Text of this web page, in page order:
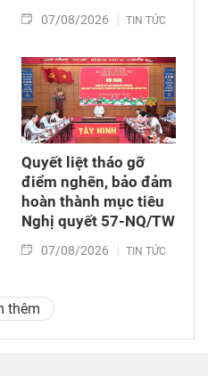
07/08/2026 TIN TỨC
Quyết liệt tháo gỡ
điểm nghẽn, bảo đảm
hoàn thành mục tiêu
Nghị quyết 57-NQ/TW
07/08/2026 TIN TỨC
thêm